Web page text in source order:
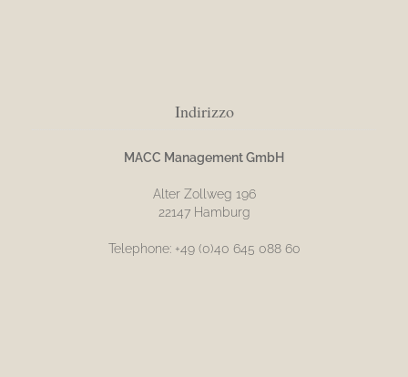
Indirizzo
MACC Management GmbH
Alter Zollweg 196
22147 Hamburg
Telephone: +49 (0)40 645 088 60